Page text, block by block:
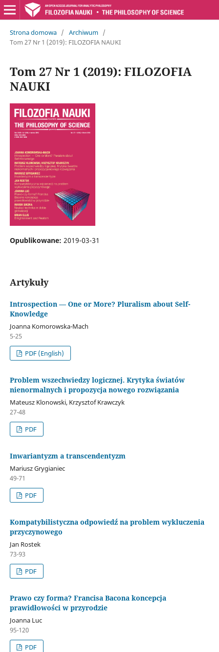
Strona domowa / Archiwum /
Tom 27 Nr 1 (2019): FILOZOFIA NAUKI
Tom 27 Nr 1 (2019): FILOZOFIA
NAUKI
Opublikowane: 2019-03-31
Artykuły
Introspection — One or More? Pluralism about Self-
Knowledge
Joanna Komorowska-Mach
5-25
PDF (English)
Problem wszechwiedzy logicznej. Krytyka światów
nienormalnych i propozycja nowego rozwiązania
Mateusz Klonowski, Krzysztof Krawczyk
27-48
PDF
Inwariantyzm a transcendentyzm
Mariusz Grygianiec
49-71
PDF
Kompatybilistyczna odpowiedź na problem wykluczenia
przyczynowego
Jan Rostek
73-93
PDF
Prawo czy forma? Francisa Bacona koncepcja
prawidłowości w przyrodzie
Joanna Luc
95-120
PDF